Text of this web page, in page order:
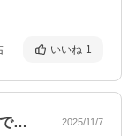
いいね 1
プリマロフトを使っていて、良いので娘用… 2025/11/7